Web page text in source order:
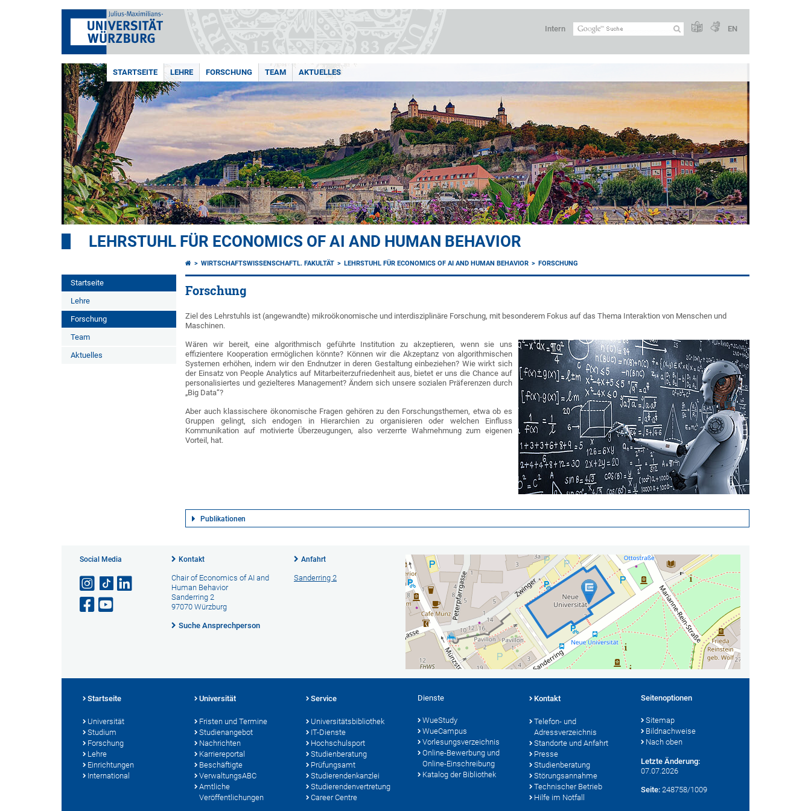
Intern EN
STARTSEITE LEHRE FORSCHUNG TEAM AKTUELLES
LEHRSTUHL FÜR ECONOMICS OF AI AND HUMAN BEHAVIOR
Startseite
Lehre
Forschung
Team
Aktuelles
WIRTSCHAFTSWISSENSCHAFTL. FAKULTÄT LEHRSTUHL FÜR ECONOMICS OF AI AND HUMAN BEHAVIOR FORSCHUNG
Forschung
Ziel des Lehrstuhls ist (angewandte) mikroökonomische und interdisziplinäre Forschung, mit besonderem Fokus auf das Thema Interaktion von Menschen und
Maschinen.
Wären wir bereit, eine algorithmisch geführte Institution zu akzeptieren, wenn sie uns
effizientere Kooperation ermöglichen könnte? Können wir die Akzeptanz von algorithmischen
Systemen erhöhen, indem wir den Endnutzer in deren Gestaltung einbeziehen? Wie wirkt sich
der Einsatz von People Analytics auf Mitarbeiterzufriedenheit aus, bietet er uns die Chance auf
personalisiertes und gezielteres Management? Ändern sich unsere sozialen Präferenzen durch
„Big Data“?
Aber auch klassischere ökonomische Fragen gehören zu den Forschungsthemen, etwa ob es
Gruppen gelingt, sich endogen in Hierarchien zu organisieren oder welchen Einfluss
Kommunikation auf motivierte Überzeugungen, also verzerrte Wahrnehmung zum eigenen
Vorteil, hat.
Publikationen
Social Media Kontakt
Chair of Economics of AI and
Human Behavior
Sanderring 2
97070 Würzburg
Suche Ansprechperson
Anfahrt
Sanderring 2
Startseite
Universität
Studium
Forschung
Lehre
Einrichtungen
International
Universität
Fristen und Termine
Studienangebot
Nachrichten
Karriereportal
Beschäftigte
VerwaltungsABC
Amtliche
Veröffentlichungen
Service
Universitätsbibliothek
IT-Dienste
Hochschulsport
Studienberatung
Prüfungsamt
Studierendenkanzlei
Studierendenvertretung
Career Centre
Dienste
WueStudy
WueCampus
Vorlesungsverzeichnis
Online-Bewerbung und
Online-Einschreibung
Katalog der Bibliothek
Kontakt
Telefon- und
Adressverzeichnis
Standorte und Anfahrt
Presse
Studienberatung
Störungsannahme
Technischer Betrieb
Hilfe im Notfall
Seitenoptionen
Sitemap
Bildnachweise
Nach oben
Letzte Änderung:
07.07.2026
Seite: 248758/1009